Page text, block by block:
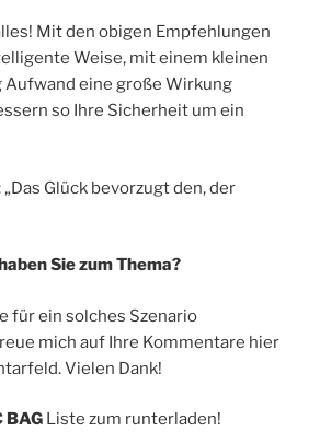
Mit den obigen Empfehlungen
Weise, mit einem kleinen
Aufwand eine große Wirkung
so Ihre Sicherheit um ein
Glück bevorzugt den, der
Sie zum Thema?
für ein solches Szenario
mich auf Ihre Kommentare hier
Vielen Dank!
BAG Liste zum runterladen!